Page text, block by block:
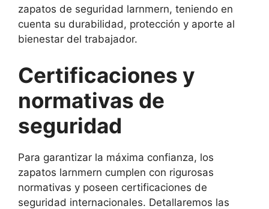
zapatos de seguridad larnmern, teniendo en
cuenta su durabilidad, protección y aporte al
bienestar del trabajador.
Certificaciones y
normativas de
seguridad
Para garantizar la máxima confianza, los
zapatos larnmern cumplen con rigurosas
normativas y poseen certificaciones de
seguridad internacionales. Detallaremos las